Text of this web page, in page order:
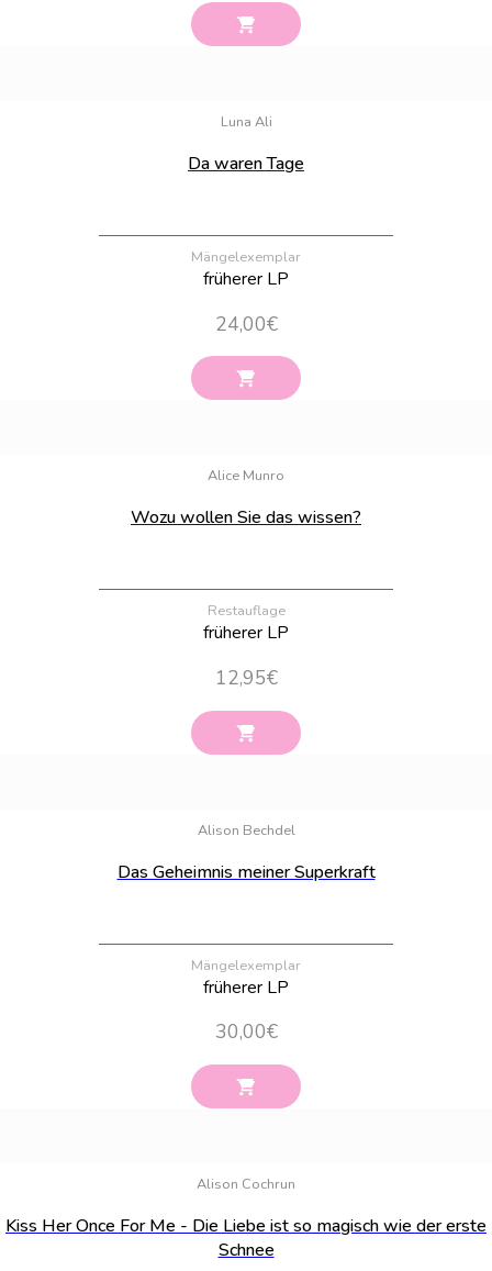
Luna Ali
Da waren Tage
Mängelexemplar
früherer LP
24,00€
Alice Munro
Wozu wollen Sie das wissen?
Restauflage
früherer LP
12,95€
Alison Bechdel
Das Geheimnis meiner Superkraft
Mängelexemplar
früherer LP
30,00€
Alison Cochrun
Kiss Her Once For Me - Die Liebe ist so magisch wie der erste
Schnee